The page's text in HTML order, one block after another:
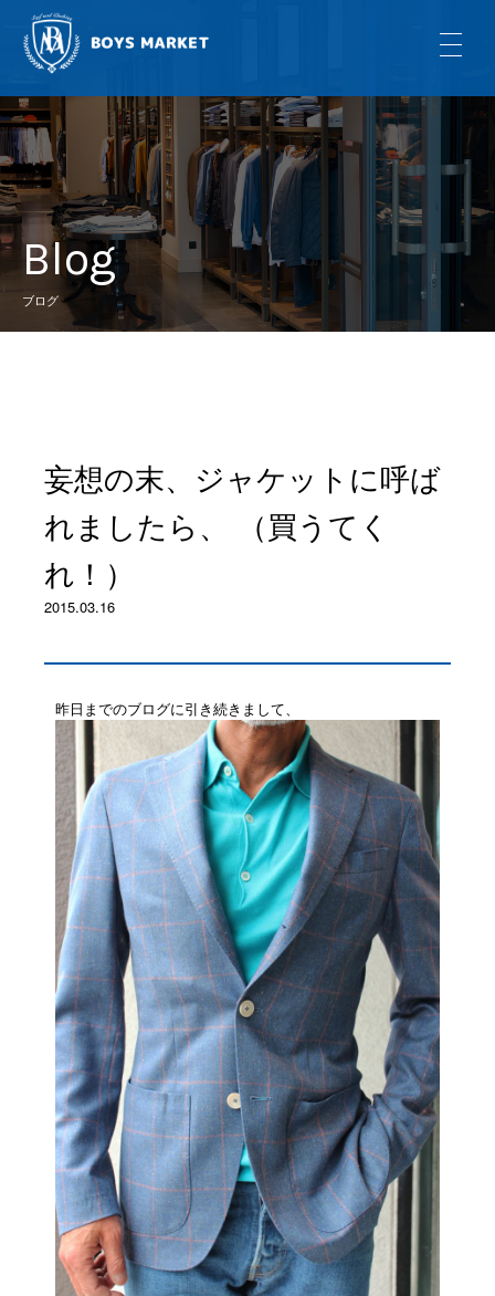
Blog
ブログ
妄想の末、ジャケットに呼ば
れましたら、 （買うてく
れ！）
2015.03.16
昨日までのブログに引き続きまして、